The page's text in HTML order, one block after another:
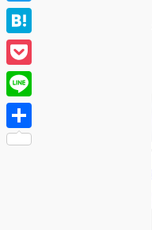
a
c
e
b
o
o
T
w
i
e
H
a
t
e
n
P
o
c
L
i共